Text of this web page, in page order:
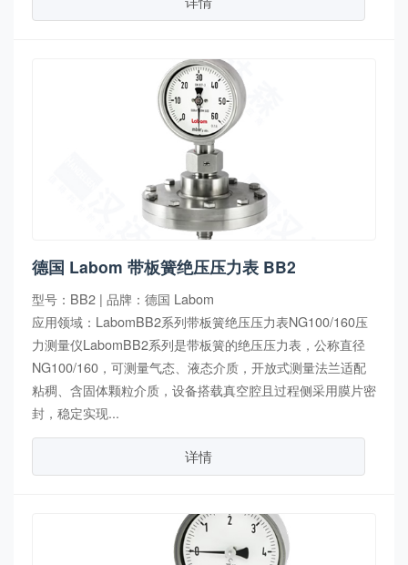
德国 Labom 带板簧绝压压力表 BB2
型号：BB2 | 品牌：德国 Labom
应用领域：LabomBB2系列带板簧绝压压力表NG100/160压
力测量仪LabomBB2系列是带板簧的绝压压力表，公称直径
NG100/160，可测量气态、液态介质，开放式测量法兰适配
粘稠、含固体颗粒介质，设备搭载真空腔且过程侧采用膜片密
封，稳定实现...
详情